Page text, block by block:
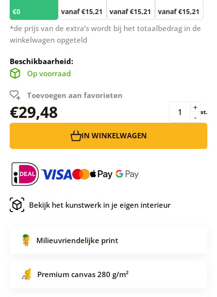
€0 vanaf €15,21 vanaf €15,21 vanaf €15,21
*de prijs van de extra’s wordt bij het totaalbedrag in de
winkelwagen opgeteld
Beschikbaarheid:
Op voorraad
Toevoegen aan favorieten
€29,48 -
+ st.
IN WINKELWAGEN
Bekijk het kunstwerk in je eigen interieur
Milieuvriendelijke print
Premium canvas 280 g/m²